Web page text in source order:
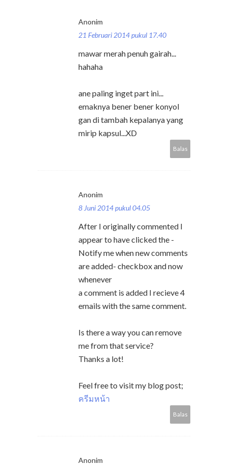
Anonim
21 Februari 2014 pukul 17.40
mawar merah penuh gairah...
hahaha
ane paling inget part ini...
emaknya bener bener konyol
gan di tambah kepalanya yang
mirip kapsul...XD
Balas
Anonim
8 Juni 2014 pukul 04.05
After I originally commented I
appear to have clicked the -
Notify me when new comments
are added- checkbox and now
whenever
a comment is added I recieve 4
emails with the same comment.
Is there a way you can remove
me from that service?
Thanks a lot!
Feel free to visit my blog post;
ครีมหน้า
Balas
Anonim